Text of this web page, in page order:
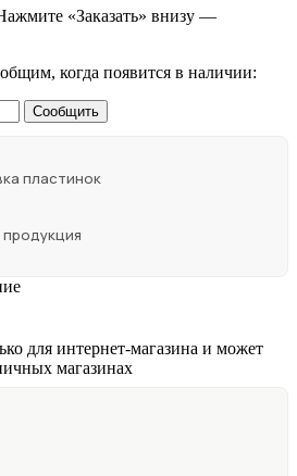
«Заказать» внизу —
когда появится в наличии:
Сообщить
пластинок
продукция
для интернет-магазина и может
магазинах